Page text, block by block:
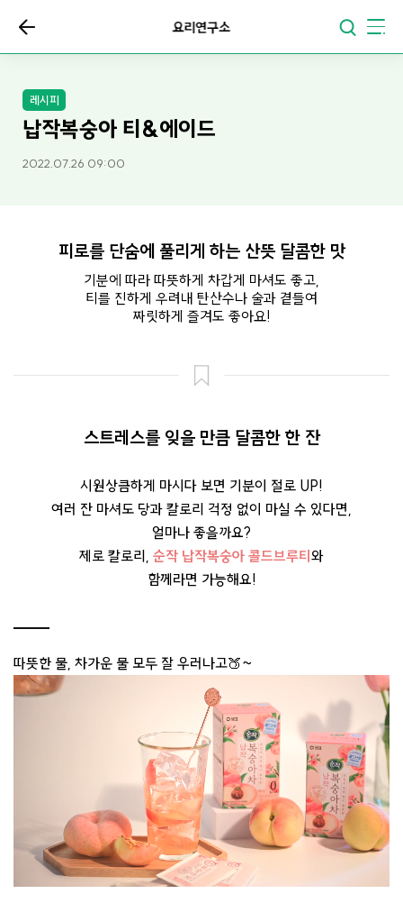
요리연구소
레시피
납작복숭아 티&에이드
2022.07.26 09:00
피로를 단숨에 풀리게 하는 산뜻 달콤한 맛
기분에 따라 따뜻하게 차갑게 마셔도 좋고,
티를 진하게 우려내 탄산수나 술과 곁들여
짜릿하게 즐겨도 좋아요!
스트레스를 잊을 만큼 달콤한 한 잔
시원상큼하게 마시다 보면 기분이 절로 UP!
여러 잔 마셔도 당과 칼로리 걱정 없이 마실 수 있다면,
얼마나 좋을까요?
제로 칼로리, 순작 납작복숭아 콜드브루티 와
함께라면 가능해요!
따뜻한 물, 차가운 물 모두 잘 우러나고🍑~